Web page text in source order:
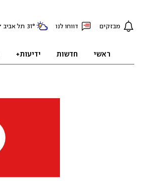
מבזקים דווחו לנו 31° תל אביב
ראשי חדשות ידיעות+